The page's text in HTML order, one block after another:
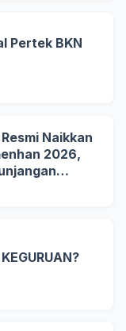
Pertek BKN
Naikkan
2026,